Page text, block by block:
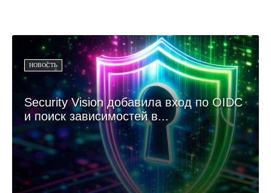
НОВОСТЬ
Security Vision добавила вход по OIDC
и поиск зависимостей в...